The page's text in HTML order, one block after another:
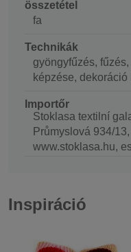
összetétel
fa
Technikák
gyöngyfűzés,
képzése, dekoráció
Importőr
Stoklasa textilní
Průmyslová 934/
www.stoklasa.hu,
Inspiráció